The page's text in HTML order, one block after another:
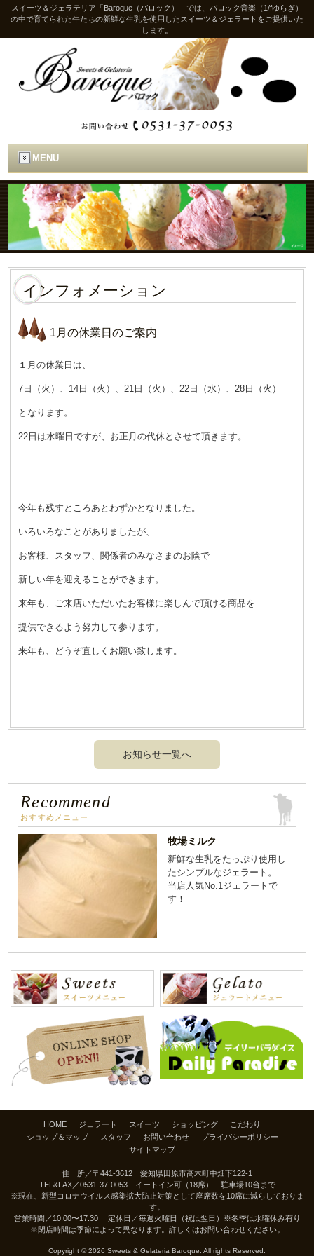
スイーツ＆ジェラテリア「Baroque（バロック）」では、バロック音楽（1/fゆらぎ）
の中で育てられた牛たちの新鮮な生乳を使用したスイーツ＆ジェラートをご提供いた
します。
MENU
インフォメーション
1月の休業日のご案内
１月の休業日は、
7日（火）、14日（火）、21日（火）、22日（水）、28日（火）
となります。
22日は水曜日ですが、お正月の代休とさせて頂きます。
今年も残すところあとわずかとなりました。
いろいろなことがありましたが、
お客様、スタッフ、関係者のみなさまのお陰で
新しい年を迎えることができます。
来年も、ご来店いただいたお客様に楽しんで頂ける商品を
提供できるよう努力して参ります。
来年も、どうぞ宜しくお願い致します。
お知らせ一覧へ
Recommend
おすすめメニュー
牧場ミルク
新鮮な生乳をたっぷり使用し
たシンプルなジェラート。
当店人気No.1ジェラートで
す！
HOME ジェラート スイーツ ショッピング
こだわり
ショップ＆マップ
スタッフ お問い合わせ
プライバシーポリシー
サイトマップ
住 所／〒441-3612 愛知県田原市高木町中畑下122-1
TEL&FAX／0531-37-0053イートイン可（18席） 駐車場10台まで
※現在、新型コロナウイルス感染拡大防止対策として座席数を10席に減らしておりま
す。
営業時間／10:00〜17:30 定休日／毎週火曜日（祝は翌日）※冬季は水曜休み有り
※閉店時間は季節によって異なります。詳しくはお問い合わせください。
Copyright © 2026 Sweets & Gelateria Baroque. All rights Reserved.